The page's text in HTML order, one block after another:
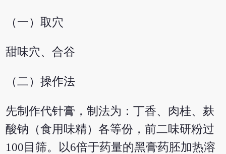
（一）取穴
甜味穴、合谷
（二）操作法
先制作代针膏，制法为：丁香、肉桂、麸
酸钠（食用味精）各等份，前二味研粉过
100目筛。以6倍于药量的黑膏药胚加热溶